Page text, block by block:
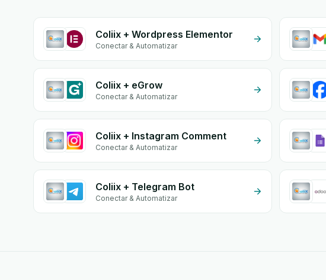
Coliix + Wordpress Elementor
Conectar & Automatizar
Coliix + eGrow
Conectar & Automatizar
Coliix + Instagram Comment
Conectar & Automatizar
Coliix + Telegram Bot
Conectar & Automatizar